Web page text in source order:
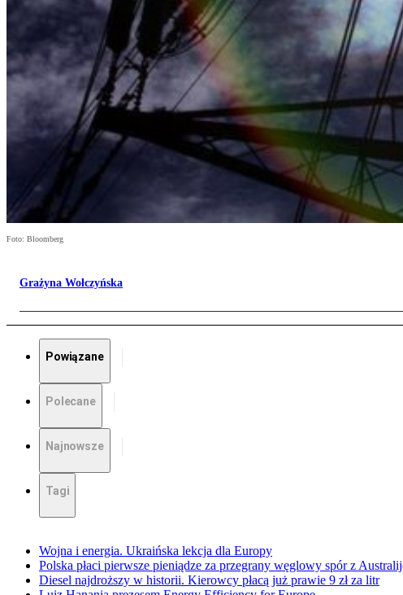
Foto: Bloomberg
Grażyna Wołczyńska
Powiązane
Polecane
Najnowsze
Tagi
Wojna i energia. Ukraińska lekcja dla Europy
Polska płaci pierwsze pieniądze za przegrany węglowy spór z
Diesel najdroższy w historii. Kierowcy płacą już prawie 9 zł za litr